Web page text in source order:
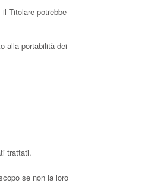
Titolare potrebbe
alla portabilità dei
trattati.
se non la loro